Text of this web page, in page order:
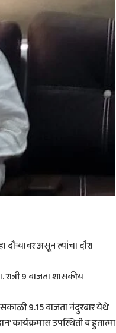
असून त्यांचा दौरा
9 वाजता शासकीय
9.15 वाजता नंदुरबार येथे
कार्यक्रमास उपस्थिती व हुतात्मा